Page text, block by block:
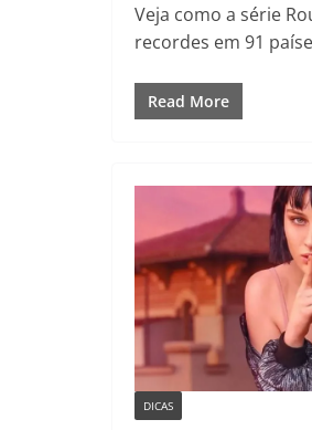
Veja como a série
recordes em 91
Read More
DICAS